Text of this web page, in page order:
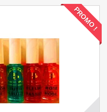
PROMO !